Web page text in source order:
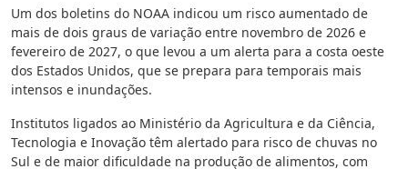
Um dos boletins do NOAA indicou um risco aumentado de
mais de dois graus de variação entre novembro de 2026 e
fevereiro de 2027, o que levou a um alerta para a costa oeste
dos Estados Unidos, que se prepara para temporais mais
intensos e inundações.
Institutos ligados ao Ministério da Agricultura e da Ciência,
Tecnologia e Inovação têm alertado para risco de chuvas no
Sul e de maior dificuldade na produção de alimentos, com